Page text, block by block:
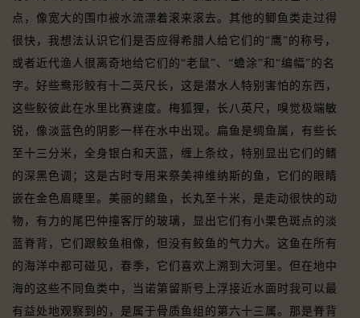
点，像宽大的围巾被水流漂着滚来滚去。其他的鲫鱼类走过得
很快，我想法认识它们是否应得希腊人给它们的“鹰”的称号，
或者近代渔人很离奇地给它们的“老鼠”、“蟾涂”和“编幅”的名
字。好些鸯形鲛有十二英尺长，这是潜水人特别害怕的东西，
这些鲛彼此在水里比赛速度。梅狐狸，长八英尺，嗅觉极端敏
锐，像淡蓝色的阴影一样在水中出现。扁鱼是绸鱼属，有些长
至十三分米，全身银白和天蓝，缠上条纹，特别显出它们的鳍
的深黑色调；这是古时专用来祭美神维纳斯的鱼，它们的眼睛
嵌在金色眉睫里。美丽的鳍鱼，长丸至十米，是走动很快的动
物，有力的尾巴仲撞客厅的玻璃，显出它们有小栗色斑点的淡
蓝脊背，它们跟鲛鱼相像，但没有鲛鱼的气力大。这鱼在所有
的海洋中都可碰见，春季，它们喜欢上溯到大河里。但在地中
海的这些不同鱼类中，当诺第留斯号上浮接近水面时我可以最
有益处地观察到的，是属于骨质鱼组的第六十三属。那是脊背